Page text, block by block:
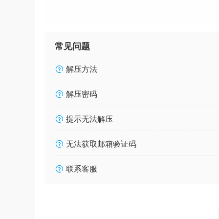
常见问题
解压方法
解压密码
提示无法解压
无法获取邮箱验证码
联系客服